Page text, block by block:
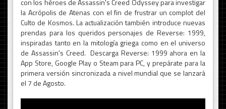
con los héroes de Assassin's Creed Odyssey para investigar
la Acrópolis de Atenas con el fin de frustrar un complot del
Culto de Kosmos. La actualización también introduce nuevas
prendas para los queridos personajes de Reverse: 1999,
inspiradas tanto en la mitología griega como en el universo
de Assassin's Creed. Descarga Reverse: 1999 ahora en la
App Store, Google Play o Steam para PC, y prepárate para la
primera versión sincronizada a nivel mundial que se lanzará
el 7 de Agosto.